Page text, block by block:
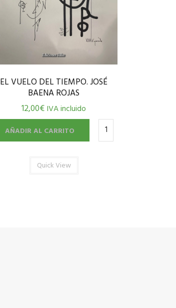
EL VUELO DEL TIEMPO. JOSÉ
BAENA ROJAS
12,00€IVA incluido
AÑADIR AL CARRITO
Quick View